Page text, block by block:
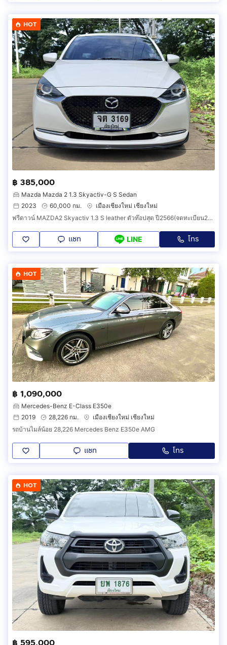
HOT
฿ 385,000
Mazda Mazda 2 1.3 Skyactiv-G S Sedan
2023
60,000 กม.
เมืองเชียงใหม่ เชียงใหม่
ฟรีดาวน์ MAZDA2 Skyactiv 1.3 S leather ตัวท๊อปสุด ปี2566(จดทะเบียน2023) วิ่งเพียง 40,000 กม. มือเดียวป้ายแดงออกเชียงใหม่ สีขาว.
แชท LINE โทร
HOT
฿ 1,090,000
Mercedes-Benz E-Class E350e
2019
28,226 กม.
เมืองเชียงใหม่ เชียงใหม่
รถบ้านไมล์น้อย 28,226 Mercedes Benz E350e AMG
แชท โทร
HOT